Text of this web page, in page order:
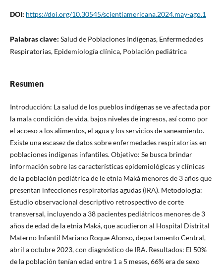
DOI: https://doi.org/10.30545/scientiamericana.2024.may-ago.1
Palabras clave: Salud de Poblaciones Indígenas, Enfermedades
Respiratorias, Epidemiología clínica, Población pediátrica
Resumen
Introducción: La salud de los pueblos indígenas se ve afectada por
la mala condición de vida, bajos niveles de ingresos, así como por
el acceso a los alimentos, el agua y los servicios de saneamiento.
Existe una escasez de datos sobre enfermedades respiratorias en
poblaciones indígenas infantiles. Objetivo: Se busca brindar
información sobre las características epidemiológicas y clínicas
de la población pediátrica de le etnia Maká menores de 3 años que
presentan infecciones respiratorias agudas (IRA). Metodología:
Estudio observacional descriptivo retrospectivo de corte
transversal, incluyendo a 38 pacientes pediátricos menores de 3
años de edad de la etnia Maká, que acudieron al Hospital Distrital
Materno Infantil Mariano Roque Alonso, departamento Central,
abril a octubre 2023, con diagnóstico de IRA. Resultados: El 50%
de la población tenían edad entre 1 a 5 meses, 66% era de sexo